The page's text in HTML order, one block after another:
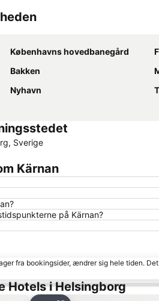
Københavns hovedbanegård
Bakken
Nyhavn
Sverige
Kärnan
på Kärnan?
fra bookingsider, ændrer sig hele tiden.
Hotels i Helsingborg